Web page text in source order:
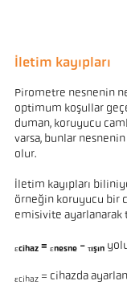
İletim kayıpları
Pirometre nesnenin
optimum koşullar
duman, koruyucu
varsa, bunlar
olur.
İletim kayıpları
örneğin koruyucu bir
emisivite
εcihaz= εnesne- τışın
εcihaz= cihazda